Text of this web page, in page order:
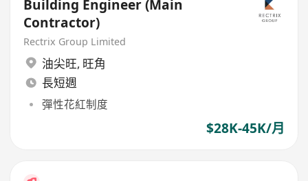
Building Engineer (Main
Contractor)
Rectrix Group Limited
油尖旺, 旺角
長短週
彈性花紅制度
$28K-45K/月